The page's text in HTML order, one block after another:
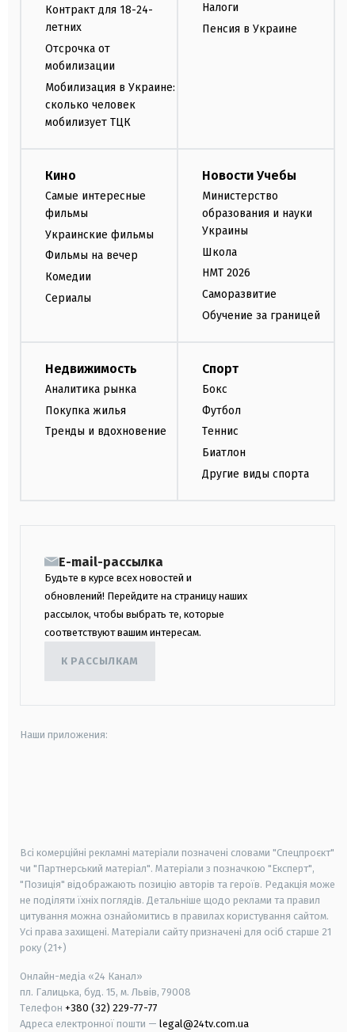
Контракт для 18-24-
летних
Отсрочка от
мобилизации
Мобилизация в Украине:
сколько человек
мобилизует ТЦК
Налоги
Пенсия в Украине
Кино
Самые интересные
фильмы
Украинские фильмы
Фильмы на вечер
Комедии
Сериалы
Новости Учебы
Министерство
образования и науки
Украины
Школа
НМТ 2026
Саморазвитие
Обучение за границей
Недвижимость
Аналитика рынка
Покупка жилья
Тренды и вдохновение
Спорт
Бокс
Футбол
Теннис
Биатлон
Другие виды спорта
E-mail-рассылка
Будьте в курсе всех новостей и
обновлений! Перейдите на страницу наших
рассылок, чтобы выбрать те, которые
соответствуют вашим интересам.
К РАССЫЛКАМ
Наши приложения:
Всі комерційні рекламні матеріали позначені словами "Спецпроєкт"
чи "Партнерський матеріал". Матеріали з позначкою "Експерт",
"Позиція" відображають позицію авторів та героїв. Редакція може
не поділяти їхніх поглядів. Детальніше щодо реклами та правил
цитування можна ознайомитись в правилах користування сайтом.
Усі права захищені. Матеріали сайту призначені для осіб старше 21
року (21+)
Онлайн-медіа «24 Канал»
пл. Галицька, буд. 15, м. Львів, 79008
Телефон +380 (32) 229-77-77
Адреса електронної пошти — legal@24tv.com.ua